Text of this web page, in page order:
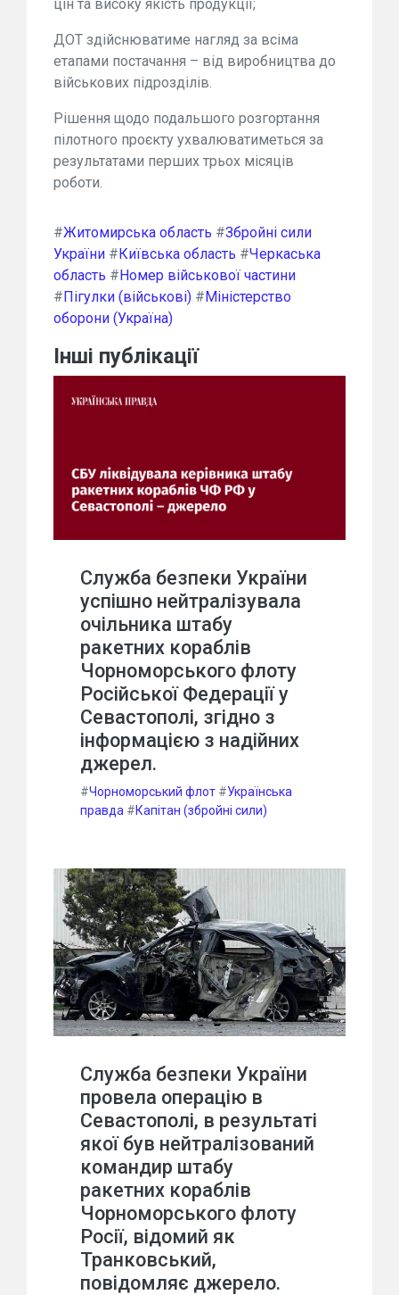
цін та високу якість продукції;
ДОТ здійснюватиме нагляд за всіма
етапами постачання – від виробництва до
військових підрозділів.
Рішення щодо подальшого розгортання
пілотного проєкту ухвалюватиметься за
результатами перших трьох місяців
роботи.
#Житомирська область #Збройні сили
України #Київська область #Черкаська
область #Номер військової частини
#Пігулки (військові) #Міністерство
оборони (Україна)
Інші публікації
Служба безпеки України
успішно нейтралізувала
очільника штабу
ракетних кораблів
Чорноморського флоту
Російської Федерації у
Севастополі, згідно з
інформацією з надійних
джерел.
#Чорноморський флот #Українська
правда #Капітан (збройні сили)
Служба безпеки України
провела операцію в
Севастополі, в результаті
якої був нейтралізований
командир штабу
ракетних кораблів
Чорноморського флоту
Росії, відомий як
Транковський,
повідомляє джерело.